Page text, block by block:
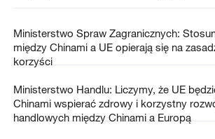
Ministerstwo Spraw Zagranicznych:
między Chinami a UE opierają się na
korzyści
Ministerstwo Handlu: Liczymy, że UE
Chinami wspierać zdrowy i korzystny
handlowych między Chinami a Europą